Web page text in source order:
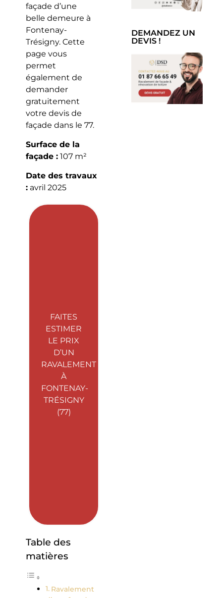
façade d’une
belle demeure à
Fontenay-
Trésigny. Cette
page vous
permet
également de
demander
gratuitement
votre devis de
façade dans le 77.
Surface de la
façade :107 m²
Date des travaux
:avril 2025
FAITES
ESTIMER
LE PRIX
D’UN
RAVALEMENT
À
FONTENAY-
TRÉSIGNY
(77)
Table des
matières
Ravalement
DEMANDEZ UN
DEVIS !